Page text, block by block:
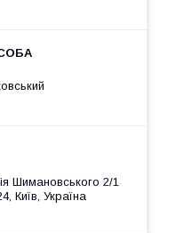
Шимановського 2/1
Київ, Україна